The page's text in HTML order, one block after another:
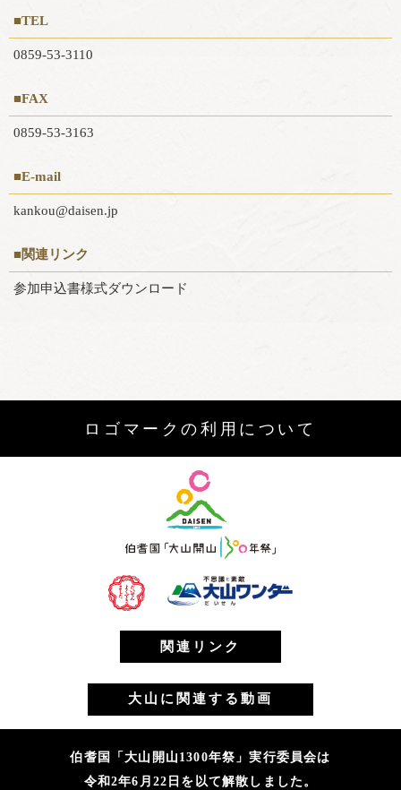
■TEL
0859-53-3110
■FAX
0859-53-3163
■E-mail
kankou@daisen.jp
■関連リンク
参加申込書様式ダウンロード
ロゴマークの利用について
関連リンク
大山に関連する動画
伯耆国「大山開山1300年祭」実行委員会は
令和2年6月22日を以て解散しました。